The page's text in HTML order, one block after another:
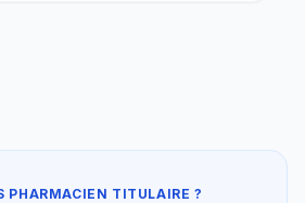
PHARMACIEN TITULAIRE ?